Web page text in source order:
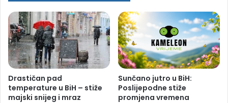
Drastičan pad
temperature u BiH – stiže
majski snijeg i mraz
Sunčano jutro u BiH:
Poslijepodne stiže
promjena vremena